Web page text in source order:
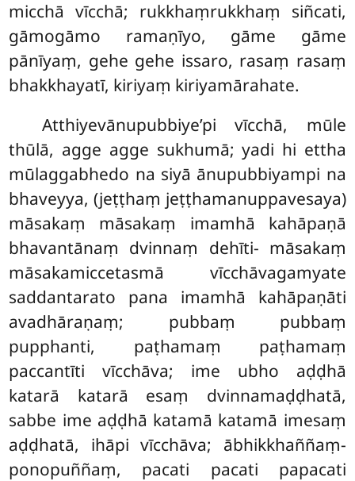
micchā vīcchā; rukkhaṃrukkhaṃ siñcati,
gāmogāmo ramaṇīyo, gāme gāme
pānīyaṃ, gehe gehe issaro, rasaṃ rasaṃ
bhakkhayatī, kiriyaṃ kiriyamārahate.
Atthiyevānupubbiye’pivīcchā, mūle
thūlā, agge agge sukhumā; yadi hi ettha
mūlaggabhedo na siyā ānupubbiyampi na
bhaveyya, (jeṭṭhaṃ jeṭṭhamanuppavesaya)
māsakaṃ māsakaṃ imamhā kahāpaṇā
bhavantānaṃ dvinnaṃ dehīti- māsakaṃ
māsakamiccetasmā vīcchāvagamyate
saddantarato pana imamhā kahāpaṇāti
avadhāraṇaṃ; pubbaṃ pubbaṃ
pupphanti, paṭhamaṃ paṭhamaṃ
paccantīti vīcchāva; ime ubho aḍḍhā
katarā katarā esaṃ dvinnamaḍḍhatā,
sabbe ime aḍḍhā katamā katamā imesaṃ
aḍḍhatā, ihāpi vīcchāva; ābhikkhaññaṃ-
ponopuññaṃ, pacati pacati papacati